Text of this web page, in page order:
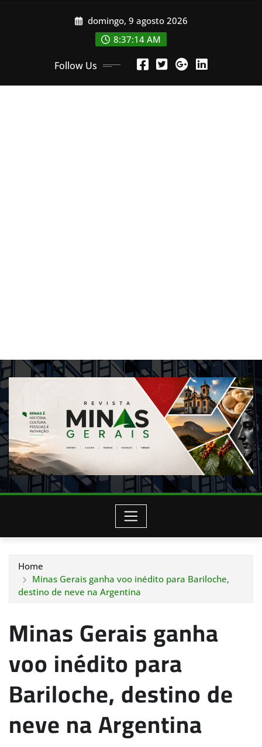
domingo, 9 agosto 2026
8:37:16 AM
Follow Us
Home
Minas Gerais ganha voo inédito para Bariloche,
destino de neve na Argentina
Minas Gerais ganha
voo inédito para
Bariloche, destino de
neve na Argentina